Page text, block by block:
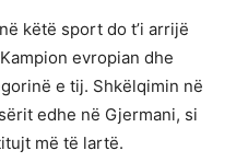
këtë sport do t’i arrijë
evropian dhe
e tij. Shkëlqimin në
edhe në Gjermani, si
më të lartë.